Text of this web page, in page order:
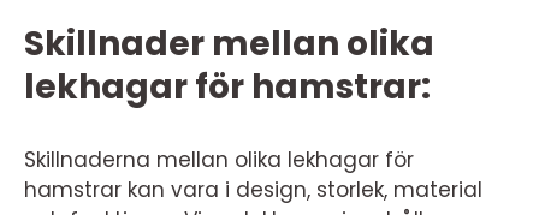
Skillnader mellan olika
lekhagar för hamstrar:
Skillnaderna mellan olika lekhagar för
hamstrar kan vara i design, storlek, material